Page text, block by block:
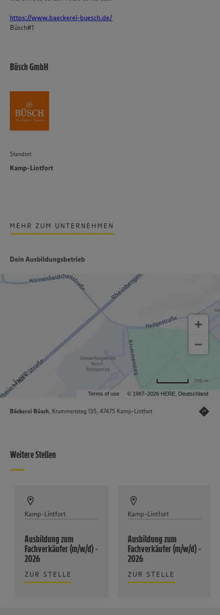
https://www.baeckerei-buesch.de/
Büsch#1
Büsch GmbH
Standort
Kamp-Lintfort
MEHR ZUM UNTERNEHMEN
Dein Ausbildungsbetrieb
Terms of use © 1987–2026 HERE, Deutschland
200 m
Bäckerei Büsch, Krummensteg 135, 47475 Kamp-Lintfort
Weitere Stellen
Kamp-Lintfort
Ausbildung zum
Fachverkäufer (m/w/d) -
2026
ZUR STELLE
Kamp-Lintfort
Ausbildung zum
Fachverkäufer (m/w/d) -
2026
ZUR STELLE